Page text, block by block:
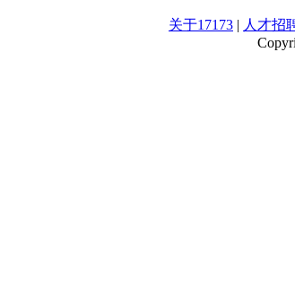
关于17173 | 人才招